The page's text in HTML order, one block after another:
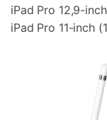
iPad Pro 12,9-
iPad Pro 11-inch